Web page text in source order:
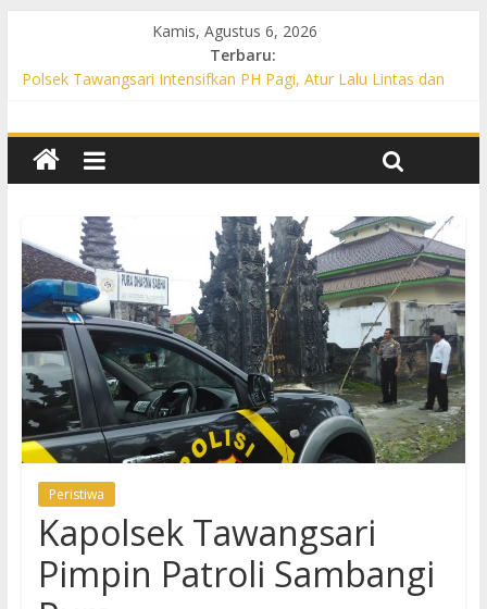
Kamis, Agustus 6, 2026
Terbaru:
Polsek Tawangsari Intensifkan PH Pagi, Atur Lalu Lintas dan
Tekankan Disiplin dan Pelayanan Gratis untuk Masyarakat
Patroli Preventif, Polsek Mojolaban Edukasi Warga Cegah
Polsek Nguter Intensifkan PH Pagi, Bantu Penyeberangan
Warga dan Cegah Kecelakaan Lalu Lintas
Polsek Gatak Intensifkan PH Pagi di Titik Rawan, Berikan Rasa
Aman bagi Pengguna Jalan
Peristiwa
Kapolsek Tawangsari
Pimpin Patroli Sambangi